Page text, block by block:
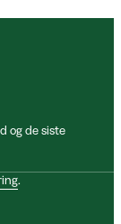
og de siste
.